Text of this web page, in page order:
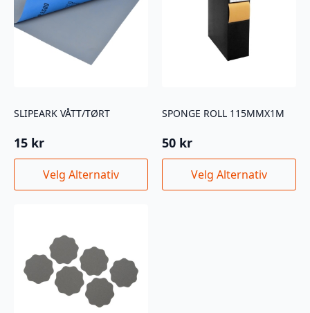
produktsiden
SLIPEARK VÅTT/TØRT
15 kr
Velg Alternativ
Dette
produktet
Alternativene
kan
velges
SPONGE ROLL 115MMX1M
50 kr
Velg Alternativ
Dette
produktet